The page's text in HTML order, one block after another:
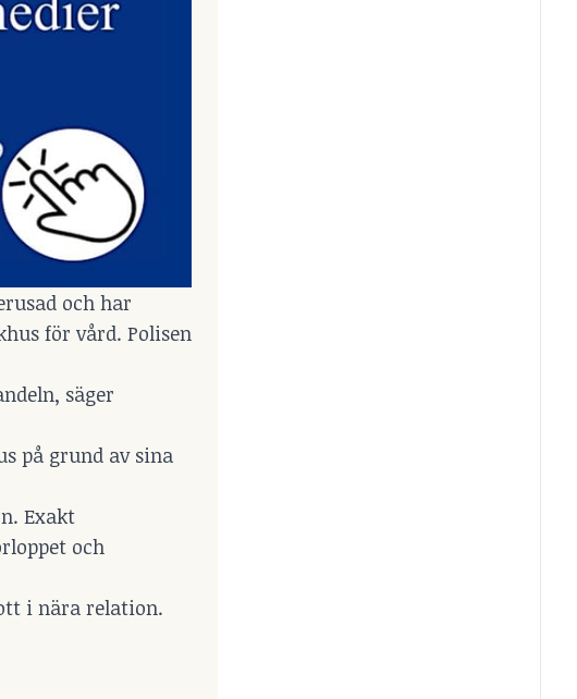
och har
för vård. Polisen
säger
på grund av sina
Exakt
och
i nära relation.